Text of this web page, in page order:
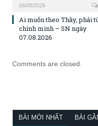
06/08/2026
Ai muốn theo Thầy, phải
chính mình – SN ngày
07.08.2026
Comments are closed.
BÀI MỚI NHẤT BÀI